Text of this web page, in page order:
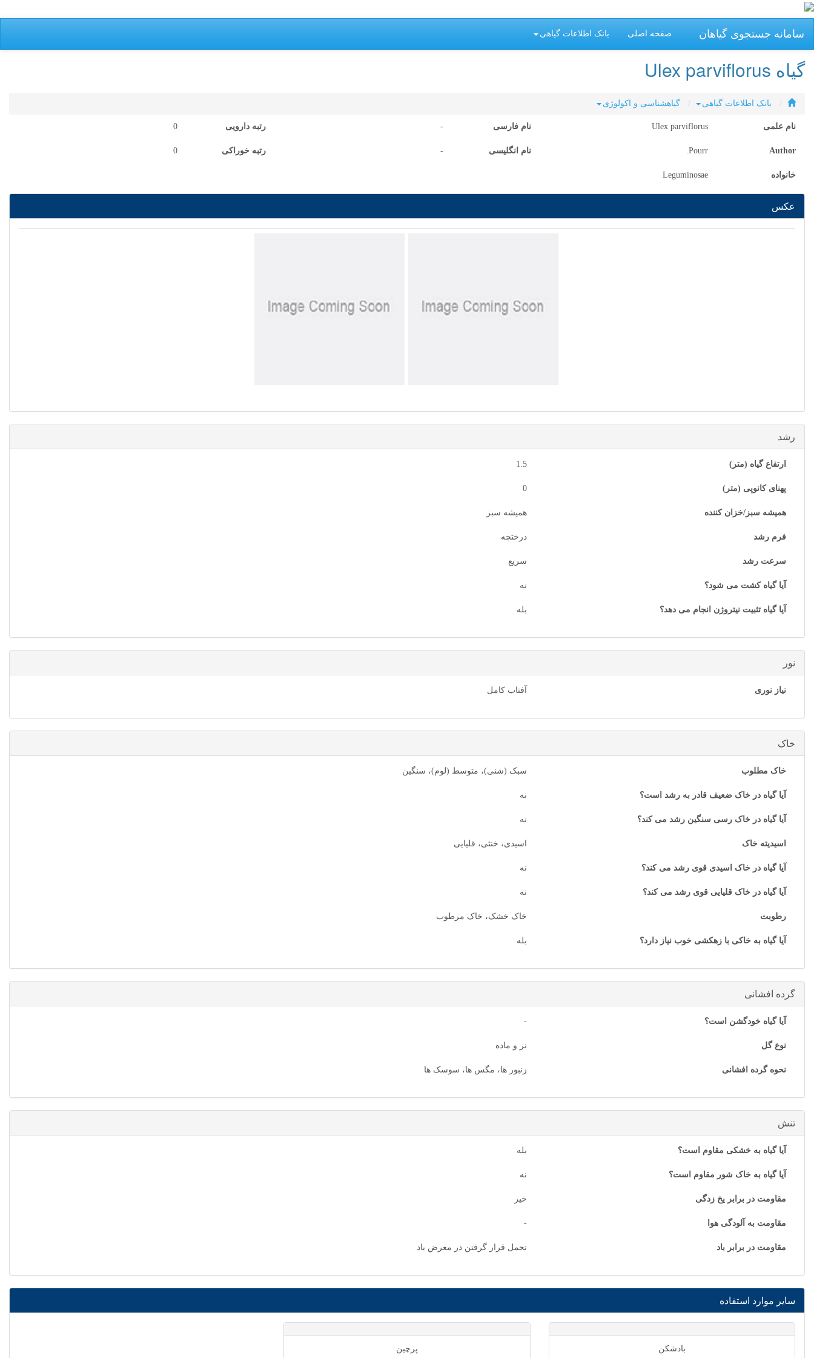
سامانه جستجوی گیاهان صفحه اصلی بانک اطلاعات گیاهی
گیاه Ulex parviflorus
بانک اطلاعات گیاهی گیاهشناسی و اکولوژی
نام علمی Ulex parviflorus نام فارسی - رتبه دارویی 0
Author
Pourr. نام انگلیسی - رتبه خوراکی 0
خانواده Leguminosae
عکس
رشد
ارتفاع گیاه (متر) 1.5
پهنای کانوپی (متر) 0
همیشه سبز/خزان کننده همیشه سبز
فرم رشد درختچه
سرعت رشد سریع
آیا گیاه کشت می شود؟ نه
آیا گیاه تثبیت نیتروژن انجام می دهد؟ بله
نور
نیاز نوری آفتاب کامل
خاک
خاک مطلوب سبک (شنی)، متوسط (لوم)، سنگین
آیا گیاه در خاک ضعیف قادر به رشد است؟ نه
آیا گیاه در خاک رسی سنگین رشد می کند؟ نه
اسیدیته خاک اسیدی، خنثی، قلیایی
آیا گیاه در خاک اسیدی قوی رشد می کند؟ نه
آیا گیاه در خاک قلیایی قوی رشد می کند؟ نه
رطوبت خاک خشک، خاک مرطوب
آیا گیاه به خاکی با زهکشی خوب نیاز دارد؟ بله
گرده افشانی
آیا گیاه خودگشن است؟ -
نوع گل نر و ماده
نحوه گرده افشانی زنبور ها، مگس ها، سوسک ها
تنش
آیا گیاه به خشکی مقاوم است؟ بله
آیا گیاه به خاک شور مقاوم است؟ نه
مقاومت در برابر یخ زدگی خیر
مقاومت به آلودگی هوا -
مقاومت در برابر باد تحمل قرار گرفتن در معرض باد
سایر موارد استفاده
بادشکن پرچین